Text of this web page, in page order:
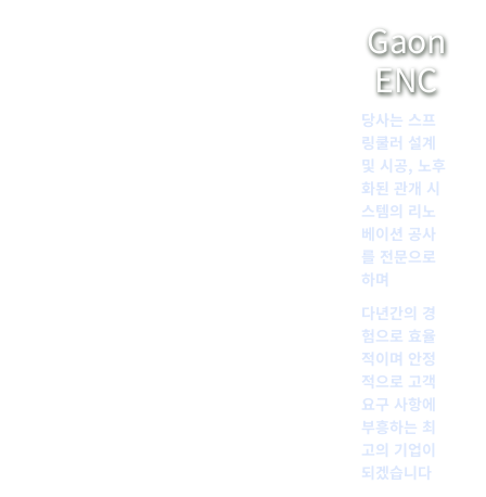
Gaon
ENC
당사는 스프
링쿨러 설계
및 시공, 노후
화된 관개 시
스템의 리노
베이션 공사
를 전문으로
하며
다년간의 경
험으로 효율
적이며 안정
적으로 고객
요구 사항에
부흥하는 최
고의 기업이
되겠습니다